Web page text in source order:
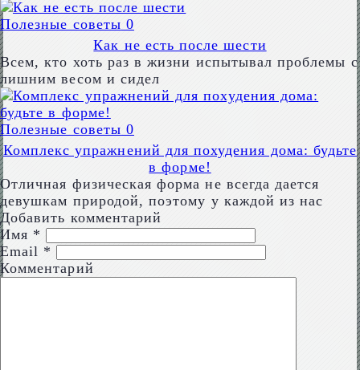
Полезные советы 0
Как не есть после шести
Всем, кто хоть раз в жизни испытывал проблемы с
лишним весом и сидел
Полезные советы 0
Комплекс упражнений для похудения дома: будьте
в форме!
Отличная физическая форма не всегда дается
девушкам природой, поэтому у каждой из нас
Добавить комментарий
Имя *
Email *
Комментарий